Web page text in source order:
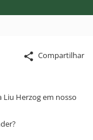
Compartilhar
Herzog em nosso